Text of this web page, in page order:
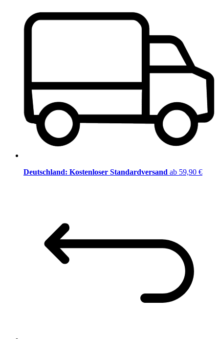
Deutschland: Kostenloser Standardversand ab 59,90 €